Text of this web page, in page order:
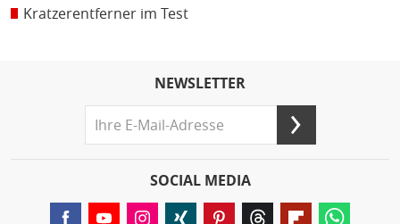
Kratzerentferner im Test
NEWSLETTER
SOCIAL MEDIA